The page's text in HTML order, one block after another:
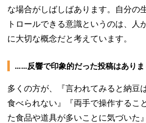
な場合がしばしばあります。自分の
トロールできる意識というのは、人
に大切な概念だと考えています。
……反響で印象的だった投稿はありま
多くの方が、『言われてみると納豆
食べられない』『両手で操作するこ
た食品や道具が多いことに気づいた